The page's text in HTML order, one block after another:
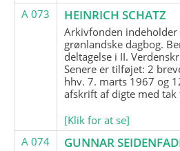
A 073
HEINRICH SCHATZ
Arkivfonden
grønlandske dagbog.
deltagelse i II.
Senere er tilføjet: 2
hhv. 7. marts 1967 og
afskrift af digte med tak
[Klik for at se]
A 074
GUNNAR